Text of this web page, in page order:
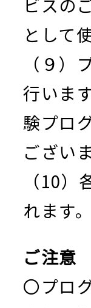
として
（９
行いま
験プロ
ござい
（10
れます。
ご注意
〇プロ